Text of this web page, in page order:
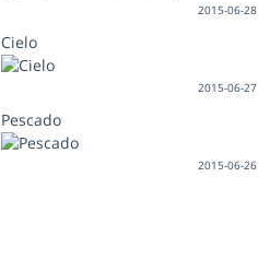
2015-06-28
Cielo
2015-06-27
Pescado
2015-06-26